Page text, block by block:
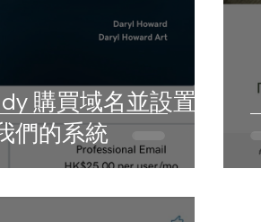
購買域名並設置
們的系統